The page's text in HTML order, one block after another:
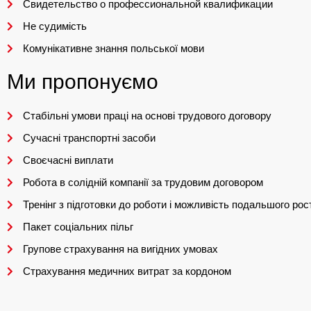
Свидетельство о профессиональной квалификации
Не судимість
Комунікативне знання польської мови
Ми пропонуємо
Стабільні умови праці на основі трудового договору
Сучасні транспортні засоби
Своєчасні виплати
Робота в солідній компанії за трудовим договором
Тренінг з підготовки до роботи і можливість подальшого
Пакет соціальних пільг
Групове страхування на вигідних умовах
Страхування медичних витрат за кордоном